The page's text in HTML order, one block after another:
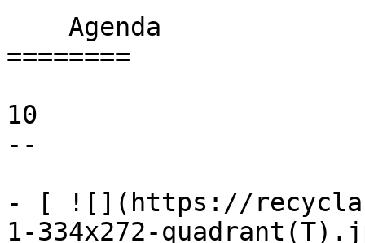
========
10
--
- [ ![](https://
1-334x272-